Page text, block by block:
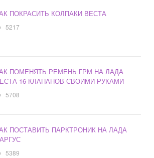
ПОКРАСИТЬ КОЛПАКИ ВЕСТА
5217
ПОМЕНЯТЬ РЕМЕНЬ ГРМ НА ЛАДА
16 КЛАПАНОВ СВОИМИ РУКАМИ
5708
ПОСТАВИТЬ ПАРКТРОНИК НА ЛАДА
5389